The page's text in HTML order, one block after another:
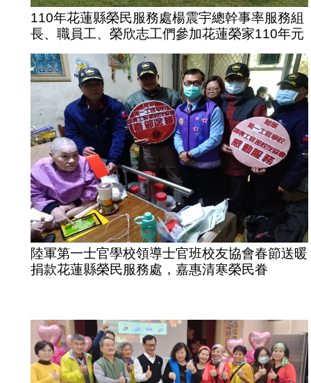
110年花蓮縣榮民服務處楊震宇總幹事率服務組
長、職員工、榮欣志工們參加花蓮榮家110年元
陸軍第一士官學校領導士官班校友協會春節送暖-
捐款花蓮縣榮民服務處，嘉惠清寒榮民眷